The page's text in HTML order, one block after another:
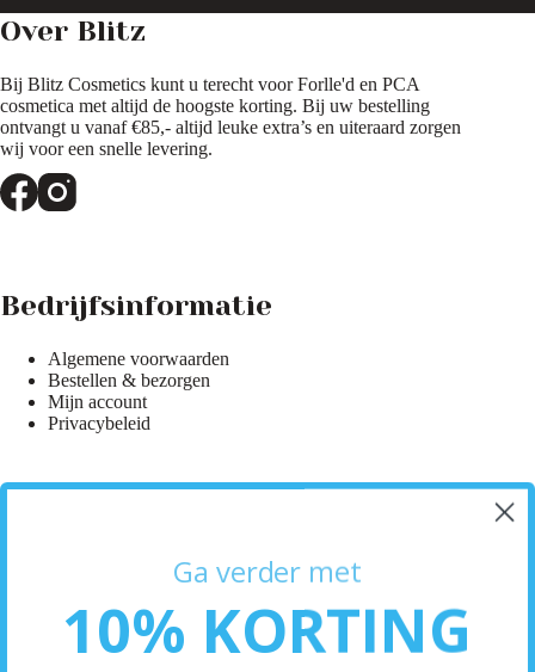
Over Blitz
Bij Blitz Cosmetics kunt u terecht voor Forlle'd en PCA
cosmetica met altijd de hoogste korting. Bij uw bestelling
ontvangt u vanaf €85,- altijd leuke extra’s en uiteraard zorgen
wij voor een snelle levering.
Bedrijfsinformatie
Algemene voorwaarden
Bestellen & bezorgen
Mijn account
Privacybeleid
Retourneren
Neem contact op
Ga verder met
10% KORTING